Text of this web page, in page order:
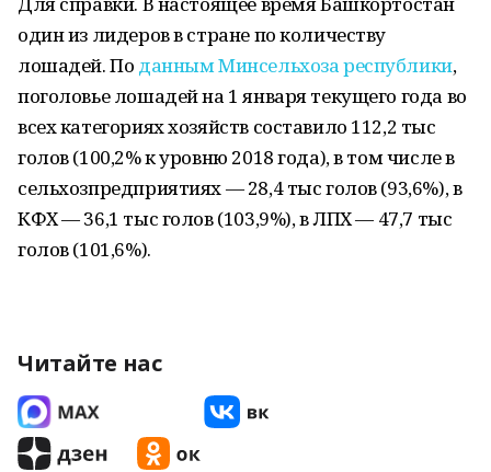
один из лидеров в стране по количеству
лошадей. По данным Минсельхоза республики,
поголовье лошадей на 1 января текущего года во
всех категориях хозяйств составило 112,2 тыс
голов (100,2% к уровню 2018 года), в том числе в
сельхозпредприятиях — 28,4 тыс голов (93,6%), в
КФХ — 36,1 тыс голов (103,9%), в ЛПХ — 47,7 тыс
голов (101,6%).
Читайте нас